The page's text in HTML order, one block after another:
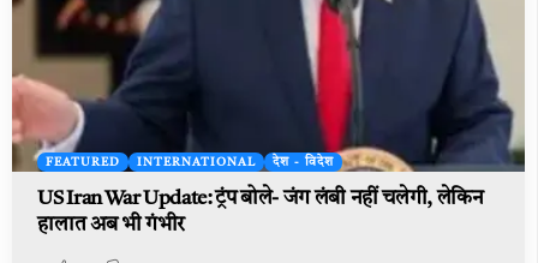
FEATURED INTERNATIONAL देश - विदेश
US Iran War Update: ट्रंप बोले- जंग लंबी नहीं चलेगी, लेकिन
हालात अब भी गंभीर